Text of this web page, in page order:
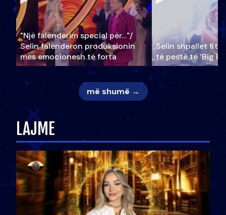
"Një falenderim special për…"/
Selin falënderon produksionin
mes emocionesh të forta
Selin shpallet
të pestë të ‘Big
më shumë →
LAJME